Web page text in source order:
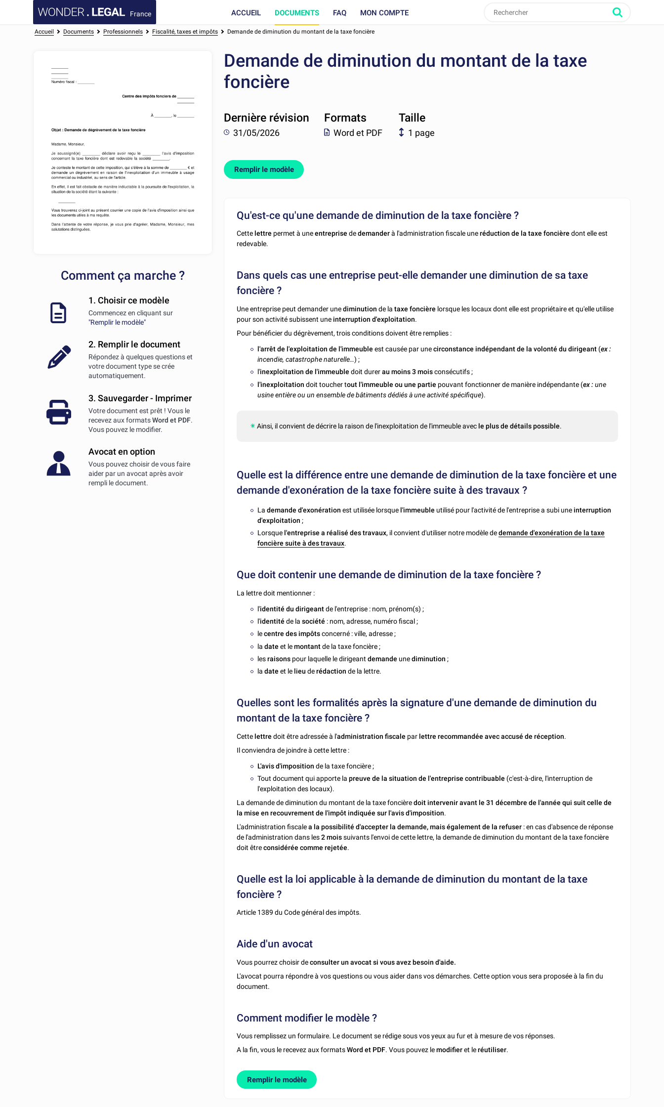
France ACCUEIL DOCUMENTS FAQ MON COMPTE
Accueil Documents Professionnels Fiscalité, taxes et impôts Demande de diminution du montant de la taxe foncière
Comment ça marche ?
1. Choisir ce modèle
Commencez en cliquant sur
"Remplir le modèle"
2. Remplir le document
Répondez à quelques questions et
votre document type se crée
automatiquement.
3. Sauvegarder - Imprimer
Votre document est prêt ! Vous le
recevez aux formatsWord et PDF.
Vous pouvez le modifier.
Avocat en option
Vous pouvez choisir de vous faire
aider par un avocat après avoir
rempli le document.
Demande de diminution du montant de la taxe
foncière
Dernière révision
31/05/2026
Formats
Word et PDF
Taille
1 page
Remplir le modèle
Qu'est-ce qu'une demande de diminution de la taxe foncière ?
Cette lettre permet à uneentreprise dedemanderà l'administration fiscale uneréduction de la taxe foncière dont elle est
redevable.
Dans quels cas une entreprise peut-elle demander une diminution de sa taxe
foncière ?
Une entreprise peut demander unediminution de lataxe foncière lorsque les locaux dont elle est propriétaire et qu'elle utilise
pour son activité subissent une interruption d'exploitation.
Pour bénéficier du dégrèvement, trois conditions doivent être remplies :
l'arrêt de l'exploitation de l'immeuble est causée par unecirconstance indépendant de la volonté du dirigeant (ex :
incendie, catastrophe naturelle…) ;
l'inexploitation de l'immeuble doit durerau moins 3 moisconsécutifs ;
l'inexploitationdoit toucher tout l'immeuble ou une partie pouvant fonctionner de manière indépendante (ex :une
usine entière ou un ensemble de bâtiments dédiés à une activité spécifique).
Ainsi, il convient de décrire la raison de l'inexploitation de l'immeuble avec le plus de détails possible.
Quelle est la différence entre une demande de diminution de la taxe foncière et une
demande d'exonération de la taxe foncière suite à des travaux ?
La demande d'exonération est utilisée lorsque l'immeuble utilisé pour l'activité de l'entreprise a subi une interruption
d'exploitation ;
Lorsque l'entreprise a réalisé des travaux, il convient d'utiliser notre modèle dedemande d'exonération de la taxe
foncière suite à des travaux.
Que doit contenir une demande de diminution de la taxe foncière ?
La lettre doit mentionner :
l'identité du dirigeantde l'entreprise : nom, prénom(s) ;
l'identité de lasociété : nom, adresse, numéro fiscal ;
lecentre des impôtsconcerné : ville, adresse ;
ladate et lemontantde la taxe foncière ;
lesraisons pour laquelle le dirigeantdemande unediminution ;
ladate et le lieu derédactionde la lettre.
Quelles sont les formalités après la signature d'une demande de diminution du
montant de la taxe foncière ?
Cette lettredoit être adressée à l'administration fiscale par lettre recommandée avec accusé de réception.
Il conviendra de joindre à cette lettre :
L'avis d'imposition de la taxe foncière ;
Tout document qui apporte la preuve de la situation de l'entreprise contribuable (c'est-à-dire, l'interruption de
l'exploitation des locaux).
La demande de diminution du montant de la taxe foncièredoit intervenir avant le 31 décembre de l'année qui suitcelle de
la mise en recouvrement de l'impôt indiquée sur l'avis d'imposition.
L'administration fiscalea la possibilité d'accepter la demande, mais également de la refuser : en cas d'absence de réponse
de l'administration dans les2 moissuivants l'envoi de cette lettre, la demande de diminution du montant de la taxe foncière
doit êtreconsidérée comme rejetée.
Quelle est la loi applicable à la demande de diminution du montant de la taxe
foncière ?
Article 1389 du Code général des impôts.
Aide d'un avocat
Vous pourrez choisir deconsulter un avocat si vous avez besoin d'aide.
L'avocat pourra répondre à vos questions ou vous aider dans vos démarches. Cette option vous sera proposée à la fin du
document.
Comment modifier le modèle ?
Vous remplissez un formulaire. Le document se rédige sous vos yeux au fur et à mesure de vos réponses.
A la fin, vous le recevez aux formatsWord et PDF. Vous pouvez lemodifieret leréutiliser.
Remplir le modèle